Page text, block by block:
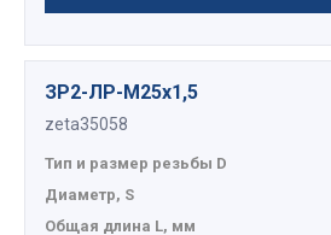
ЗР2-ЛР-М25х1,5
zeta35058
Тип и размер резьбы D
Диаметр, S
Общая длина L, мм